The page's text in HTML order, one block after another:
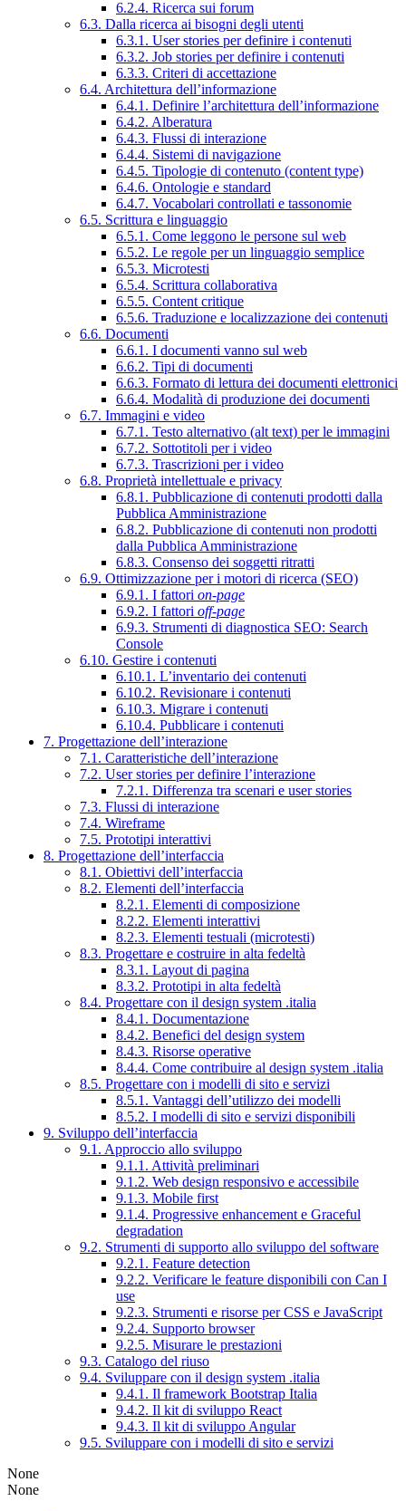
6.2.4. Ricerca sui forum
6.3. Dalla ricerca ai bisogni degli utenti
6.3.1. User stories per definire i contenuti
6.3.2. Job stories per definire i contenuti
6.3.3. Criteri di accettazione
6.4. Architettura dell’informazione
6.4.1. Definire l’architettura dell’informazione
6.4.2. Alberatura
6.4.3. Flussi di interazione
6.4.4. Sistemi di navigazione
6.4.5. Tipologie di contenuto (content type)
6.4.6. Ontologie e standard
6.4.7. Vocabolari controllati e tassonomie
6.5. Scrittura e linguaggio
6.5.1. Come leggono le persone sul web
6.5.2. Le regole per un linguaggio semplice
6.5.3. Microtesti
6.5.4. Scrittura collaborativa
6.5.5. Content critique
6.5.6. Traduzione e localizzazione dei contenuti
6.6. Documenti
6.6.1. I documenti vanno sul web
6.6.2. Tipi di documenti
6.6.3. Formato di lettura dei documenti elettronici
6.6.4. Modalità di produzione dei documenti
6.7. Immagini e video
6.7.1. Testo alternativo (alt text) per le immagini
6.7.2. Sottotitoli per i video
6.7.3. Trascrizioni per i video
6.8. Proprietà intellettuale e privacy
6.8.1. Pubblicazione di contenuti prodotti dalla
Pubblica Amministrazione
6.8.2. Pubblicazione di contenuti non prodotti
dalla Pubblica Amministrazione
6.8.3. Consenso dei soggetti ritratti
6.9. Ottimizzazione per i motori di ricerca (SEO)
6.9.1. I fattori on-page
6.9.2. I fattori off-page
6.9.3. Strumenti di diagnostica SEO: Search
Console
6.10. Gestire i contenuti
6.10.1. L’inventario dei contenuti
6.10.2. Revisionare i contenuti
6.10.3. Migrare i contenuti
6.10.4. Pubblicare i contenuti
7. Progettazione dell’interazione
7.1. Caratteristiche dell’interazione
7.2. User stories per definire l’interazione
7.2.1. Differenza tra scenari e user stories
7.3. Flussi di interazione
7.4. Wireframe
7.5. Prototipi interattivi
8. Progettazione dell’interfaccia
8.1. Obiettivi dell’interfaccia
8.2. Elementi dell’interfaccia
8.2.1. Elementi di composizione
8.2.2. Elementi interattivi
8.2.3. Elementi testuali (microtesti)
8.3. Progettare e costruire in alta fedeltà
8.3.1. Layout di pagina
8.3.2. Prototipi in alta fedeltà
8.4. Progettare con il design system .italia
8.4.1. Documentazione
8.4.2. Benefici del design system
8.4.3. Risorse operative
8.4.4. Come contribuire al design system .italia
8.5. Progettare con i modelli di sito e servizi
8.5.1. Vantaggi dell’utilizzo dei modelli
8.5.2. I modelli di sito e servizi disponibili
9. Sviluppo dell’interfaccia
9.1. Approccio allo sviluppo
9.1.1. Attività preliminari
9.1.2. Web design responsivo e accessibile
9.1.3. Mobile first
9.1.4. Progressive enhancement e Graceful
degradation
9.2. Strumenti di supporto allo sviluppo del software
9.2.1. Feature detection
9.2.2. Verificare le feature disponibili con Can I
use
9.2.3. Strumenti e risorse per CSS e JavaScript
9.2.4. Supporto browser
9.2.5. Misurare le prestazioni
9.3. Catalogo del riuso
9.4. Sviluppare con il design system .italia
9.4.1. Il framework Bootstrap Italia
9.4.2. Il kit di sviluppo React
9.4.3. Il kit di sviluppo Angular
9.5. Sviluppare con i modelli di sito e servizi
None
None